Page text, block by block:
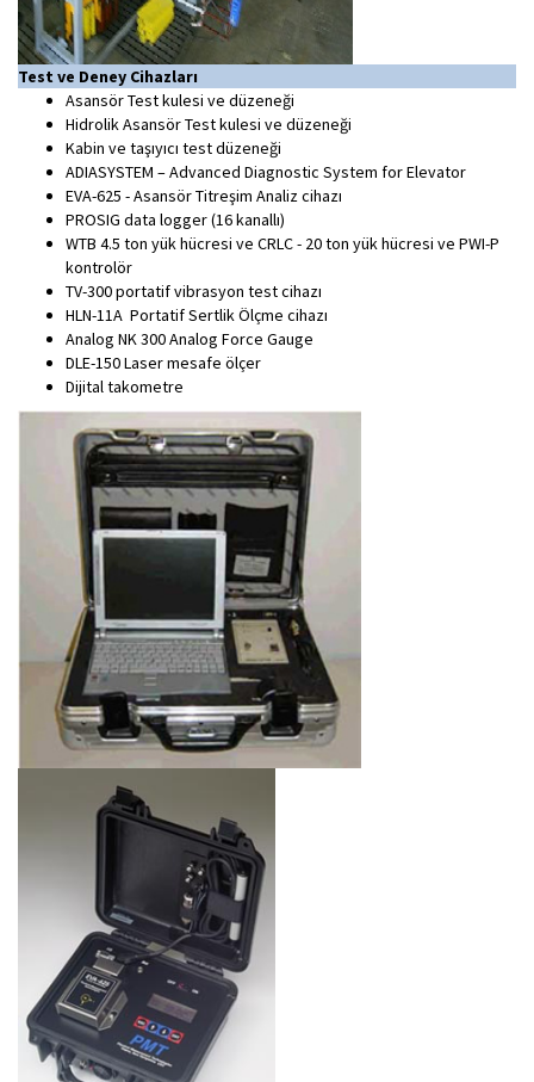
Test ve Deney Cihazları
Asansör Test kulesi ve düzeneği
Hidrolik Asansör Test kulesi ve düzeneği
Kabin ve taşıyıcı test düzeneği
ADIASYSTEM – Advanced Diagnostic System for Elevator
EVA-625 - Asansör Titreşim Analiz cihazı
PROSIG data logger (16 kanallı)
WTB 4.5 ton yük hücresi ve CRLC - 20 ton yük hücresi ve PWI-P
kontrolör
TV-300 portatif vibrasyon test cihazı
HLN-11A Portatif Sertlik Ölçme cihazı
Analog NK 300 Analog Force Gauge
DLE-150 Laser mesafe ölçer
Dijital takometre